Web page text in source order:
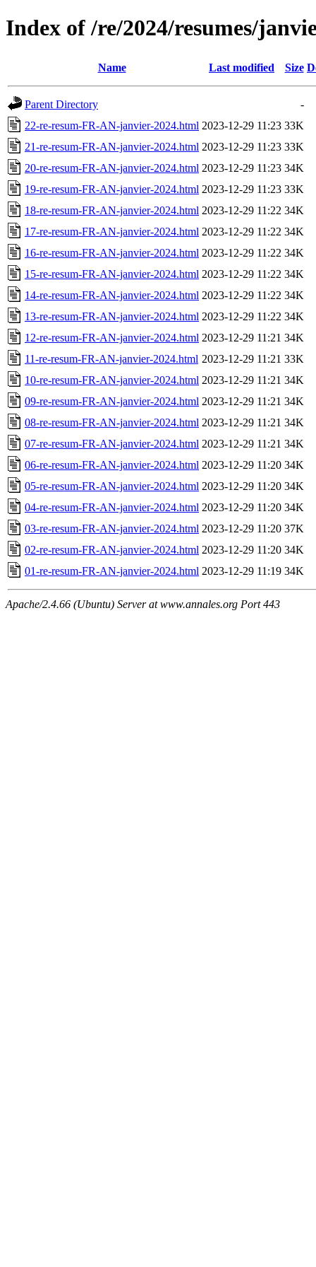
Index of /re/2024/resumes/
Name Last modified Size
Parent Directory
-
22-re-resum-FR-AN-janvier-2024.html 2023-12-29 11:23 33K
21-re-resum-FR-AN-janvier-2024.html 2023-12-29 11:23 33K
20-re-resum-FR-AN-janvier-2024.html 2023-12-29 11:23 34K
19-re-resum-FR-AN-janvier-2024.html 2023-12-29 11:23 33K
18-re-resum-FR-AN-janvier-2024.html 2023-12-29 11:22 34K
17-re-resum-FR-AN-janvier-2024.html 2023-12-29 11:22 34K
16-re-resum-FR-AN-janvier-2024.html 2023-12-29 11:22 34K
15-re-resum-FR-AN-janvier-2024.html 2023-12-29 11:22 34K
14-re-resum-FR-AN-janvier-2024.html 2023-12-29 11:22 34K
13-re-resum-FR-AN-janvier-2024.html 2023-12-29 11:22 34K
12-re-resum-FR-AN-janvier-2024.html 2023-12-29 11:21 34K
11-re-resum-FR-AN-janvier-2024.html 2023-12-29 11:21 33K
10-re-resum-FR-AN-janvier-2024.html 2023-12-29 11:21 34K
09-re-resum-FR-AN-janvier-2024.html 2023-12-29 11:21 34K
08-re-resum-FR-AN-janvier-2024.html 2023-12-29 11:21 34K
07-re-resum-FR-AN-janvier-2024.html 2023-12-29 11:21 34K
06-re-resum-FR-AN-janvier-2024.html 2023-12-29 11:20 34K
05-re-resum-FR-AN-janvier-2024.html 2023-12-29 11:20 34K
04-re-resum-FR-AN-janvier-2024.html 2023-12-29 11:20 34K
03-re-resum-FR-AN-janvier-2024.html 2023-12-29 11:20 37K
02-re-resum-FR-AN-janvier-2024.html 2023-12-29 11:20 34K
01-re-resum-FR-AN-janvier-2024.html 2023-12-29 11:19 34K
Apache/2.4.66 (Ubuntu) Server at www.annales.org Port 443